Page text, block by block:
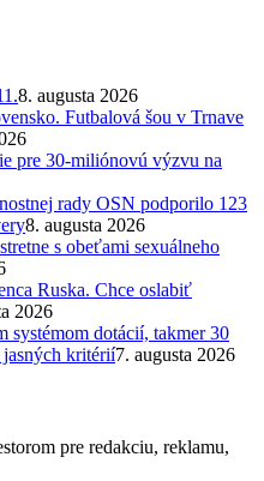
8. augusta 2026
Futbalová šou v Trnave
pre 30-miliónovú výzvu na
rady OSN podporilo 123
8. augusta 2026
s obeťami sexuálneho
Ruska. Chce oslabiť
2026
systémom dotácií, takmer 30
kritérií7. augusta 2026
pre redakciu, reklamu,